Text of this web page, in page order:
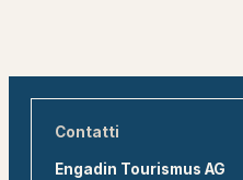
Contatti
Engadin Tourismus AG